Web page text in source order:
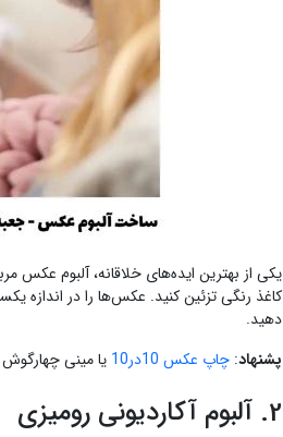
یکی از بهترین ایده‌های خلاقانه، آلبوم عکس
کاغذ رنگی تزئین کنید. عکس‌ها را در اندازه
دهید.
پشنهاد: چاپ عکس 10در10 یا مینی چهارگوش
2. آلبوم آکاردیونی رومیزی